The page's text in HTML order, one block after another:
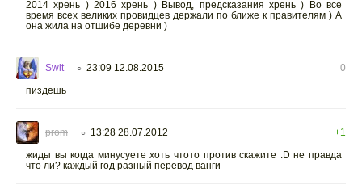
2014 хрень ) 2016 хрень ) Вывод, предсказания хрень ) Во все
время всех великих провидцев держали по ближе к правителям ) А
она жила на отшибе деревни )
Swit ○ 23:09 12.08.2015
0
пиздешь
prom ○ 13:28 28.07.2012
+1
жиды вы когда минусуете хоть чтото против скажите :D не правда
что ли? каждый год разный перевод ванги